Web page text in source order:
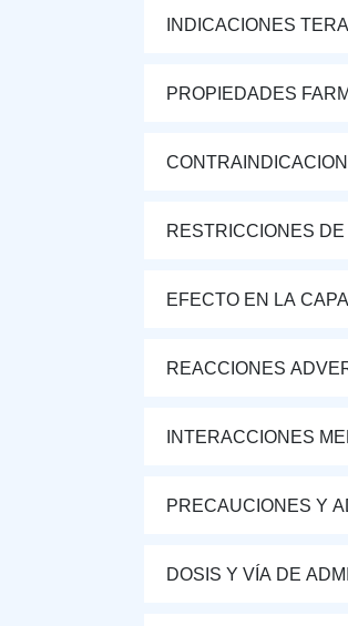
INDICACIONES
PROPIEDADES
RESTRICCIONES
EFECTO EN LA
REACCIONES
INTERACCIONES
PRECAUCIONES Y
DOSIS Y VÍA DE